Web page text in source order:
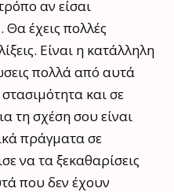
αν είσαι
Θα έχεις πολλές
Είναι η κατάλληλη
πολλά από αυτά
και σε
τη σχέση σου είναι
πράγματα σε
να τα ξεκαθαρίσεις
που δεν έχουν